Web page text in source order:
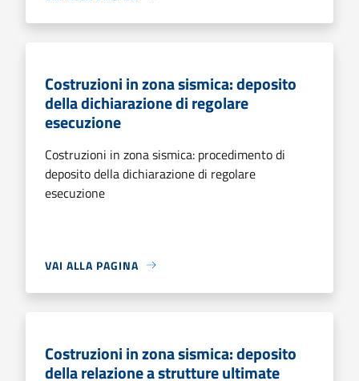
Costruzioni in zona sismica: deposito
della dichiarazione di regolare
esecuzione
Costruzioni in zona sismica: procedimento di
deposito della dichiarazione di regolare
esecuzione
VAI ALLA PAGINA
Costruzioni in zona sismica: deposito
della relazione a strutture ultimate